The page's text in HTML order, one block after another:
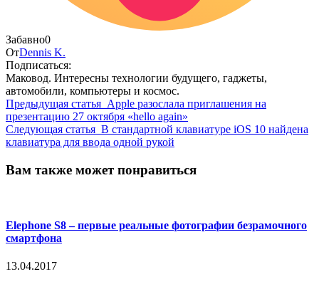
Забавно0
ОтDennis K.
Подписаться:
Маковод. Интересны технологии будущего, гаджеты,
автомобили, компьютеры и космос.
Предыдущая статья Apple разослала приглашения на
презентацию 27 октября «hello again»
Следующая статья В стандартной клавиатуре iOS 10 найдена
клавиатура для ввода одной рукой
Вам также может понравиться
Elephone S8 – первые реальные фотографии безрамочного
смартфона
13.04.2017